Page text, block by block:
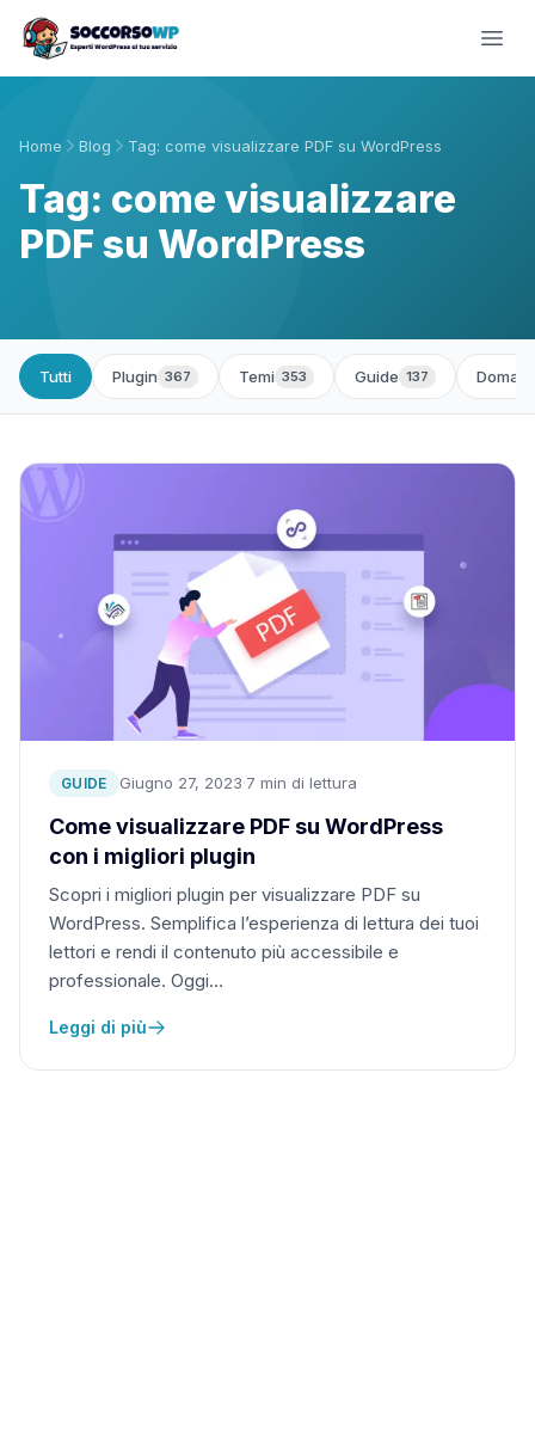
Home Blog Tag: come visualizzare PDF su WordPress
Tag: come visualizzare
PDF su WordPress
Tutti Plugin 367 Temi 353 Guide 137
GUIDE Giugno 27, 2023·7 min di lettura
Come visualizzare PDF su WordPress
con i migliori plugin
Scopri i migliori plugin per visualizzare PDF su
WordPress. Semplifica l’esperienza di lettura dei tuoi
lettori e rendi il contenuto più accessibile e
professionale. Oggi…
Leggi di più